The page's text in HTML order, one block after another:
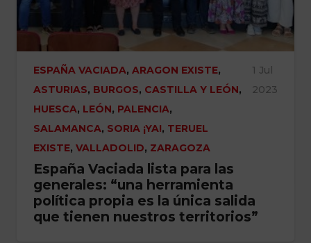
ESPAÑA VACIADA, ARAGON EXISTE,
ASTURIAS, BURGOS, CASTILLA Y LEÓN,
HUESCA, LEÓN, PALENCIA,
SALAMANCA, SORIA ¡YA!, TERUEL
EXISTE, VALLADOLID, ZARAGOZA
1 Jul
2023
España Vaciada lista para las
generales: “una herramienta
política propia es la única salida
que tienen nuestros territorios”